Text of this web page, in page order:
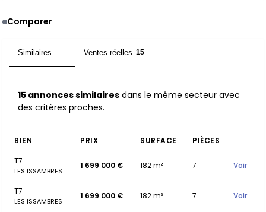
Comparer
Similaires Ventes réelles 15
15 annonces similaires dans le même secteur avec
des critères proches.
BIEN PRIX SURFACE
PIÈCES
T7
LES ISSAMBRES
1 699 000 € 182 m² 7 Voir
T7
LES ISSAMBRES
1 699 000 € 182 m² 7 Voir